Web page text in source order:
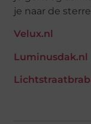
je naar de
Velux.nl
Luminusdak.nl